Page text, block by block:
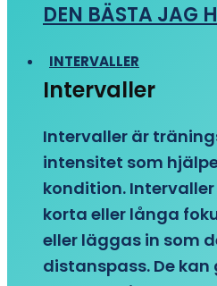
DEN BÄSTA JAG
INTERVALLER
Intervaller
Intervaller är
intensitet som
kondition.
korta eller långa
eller läggas in som
distanspass. De